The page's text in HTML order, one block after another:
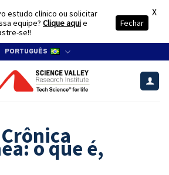
PORTUGUÊS
o que é,
estudo clínico ou solicitar
equipe? Clique aquie
se!!
Fechar
X